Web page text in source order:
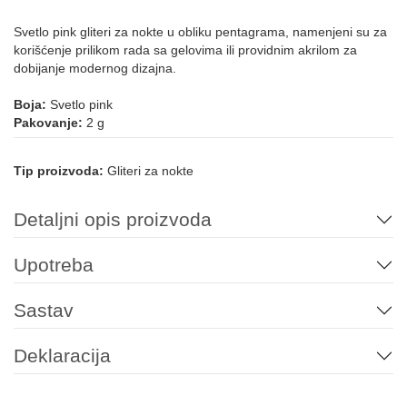
Svetlo pink gliteri za nokte u obliku pentagrama, namenjeni su za
korišćenje prilikom rada sa gelovima ili providnim akrilom za
dobijanje modernog dizajna.
Boja: Svetlo pink
Pakovanje: 2 g
Tip proizvoda: Gliteri za nokte
Detaljni opis proizvoda
Upotreba
Sastav
Deklaracija